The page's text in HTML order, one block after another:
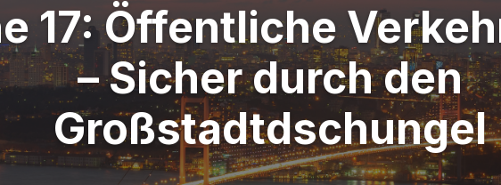
17: Öffentliche
– Sicher durch den
Großstadtdschungel